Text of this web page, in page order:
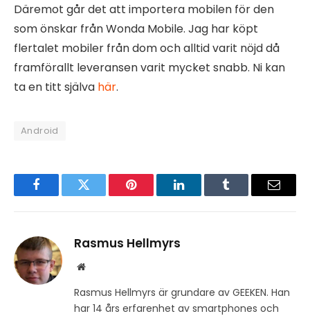
Däremot går det att importera mobilen för den
som önskar från Wonda Mobile. Jag har köpt
flertalet mobiler från dom och alltid varit nöjd då
framförallt leveransen varit mycket snabb. Ni kan
ta en titt själva här.
Android
FacebookTwitter Pinterest LinkedInTumblr Email
Rasmus Hellmyrs
Website
Rasmus Hellmyrs är grundare av GEEKEN. Han
har 14 års erfarenhet av smartphones och